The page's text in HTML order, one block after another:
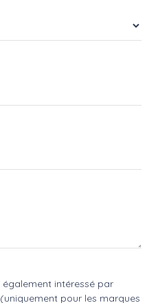
intéressé par
pour les marques